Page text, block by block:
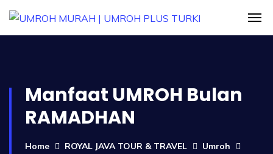
Manfaat UMROH Bulan
RAMADHAN
Home ROYAL JAVA TOUR & TRAVEL
Umroh